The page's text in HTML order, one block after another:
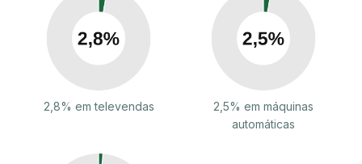
2,8% em televendas
2,5% em máquinas
automáticas